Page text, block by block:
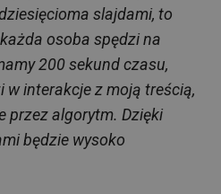
slajdami, to
osoba spędzi na
200 sekund czasu,
w interakcje z moją treścią,
przez algorytm. Dzięki
będzie wysoko